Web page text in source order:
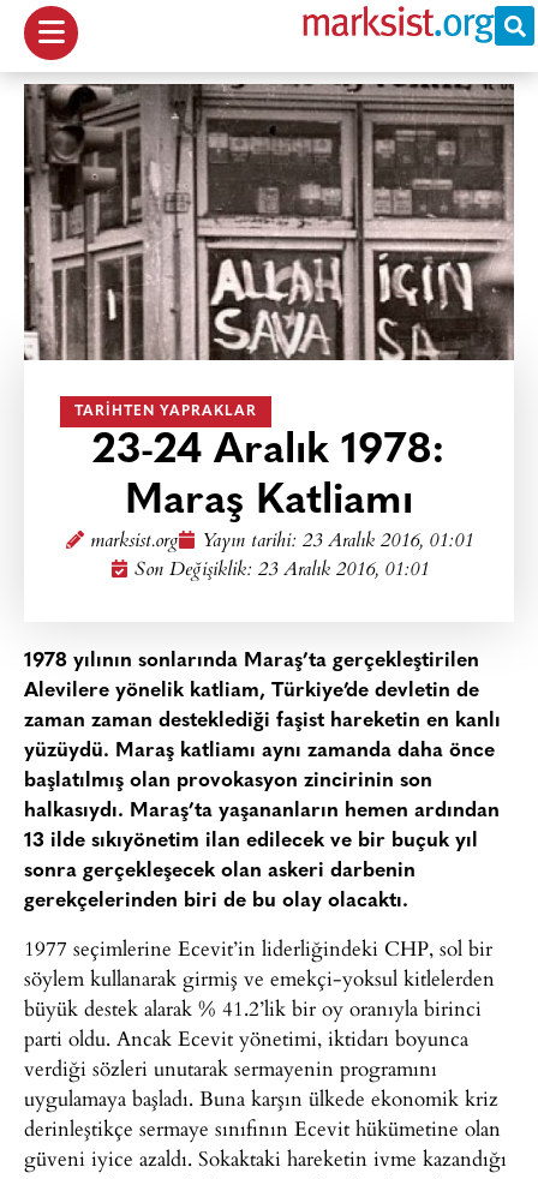
TARIHTEN YAPRAKLAR
23-24 Aralık 1978:
Maraş Katliamı
marksist.org Yayın tarihi: 23 Aralık 2016, 01:01
Son Değişiklik: 23 Aralık 2016, 01:01
1978 yılının sonlarında Maraş’ta gerçekleştirilen
Alevilere yönelik katliam, Türkiye’de devletin de
zaman zaman desteklediği faşist hareketin en kanlı
yüzüydü. Maraş katliamı aynı zamanda daha önce
başlatılmış olan provokasyon zincirinin son
halkasıydı. Maraş’ta yaşananların hemen ardından
13 ilde sıkıyönetim ilan edilecek ve bir buçuk yıl
sonra gerçekleşecek olan askeri darbenin
gerekçelerinden biri de bu olay olacaktı.
1977 seçimlerine Ecevit’in liderliğindeki CHP, sol bir
söylem kullanarak girmiş ve emekçi-yoksul kitlelerden
büyük destek alarak % 41.2’lik bir oy oranıyla birinci
parti oldu. Ancak Ecevit yönetimi, iktidarı boyunca
verdiği sözleri unutarak sermayenin programını
uygulamaya başladı. Buna karşın ülkede ekonomik kriz
derinleştikçe sermaye sınıfının Ecevit hükümetine olan
güveni iyice azaldı. Sokaktaki hareketin ivme kazandığı